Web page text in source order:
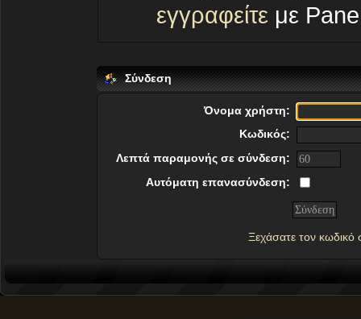
εγγραφείτεμε
Σύνδεση
Όνομα χρήστη:
Κωδικός:
Λεπτά παραμονής σε σύνδεση:
Αυτόματη επανασύνδεση:
Ξεχάσατε τον κωδικό